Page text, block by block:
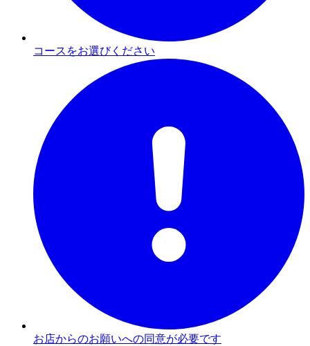
コースをお選びください
お店からのお願いへの同意が必要です